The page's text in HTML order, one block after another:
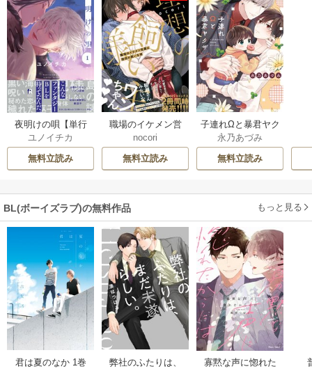
夜明けの唄【単行
本版】
ユノイチカ
無料立読み
職場のイケメン営
業は理想の飼い主
様【単行本版】
nocori
無料立読み
子連れΩと暴君ヤク
ザ【単行本版】
永乃あづみ
無料立読み
BL(ボーイズラブ)の無料作品 もっと見る
君は夏のなか 1巻
弊社のふたりは、
寡黙な声に惚れた